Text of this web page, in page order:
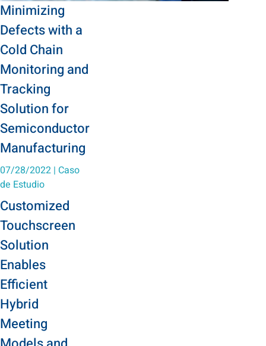
Minimizing
Defects with a
Cold Chain
Monitoring and
Tracking
Solution for
Semiconductor
Manufacturing
07/28/2022 | Caso
de Estudio
Customized
Touchscreen
Solution
Enables
Efficient
Hybrid
Meeting